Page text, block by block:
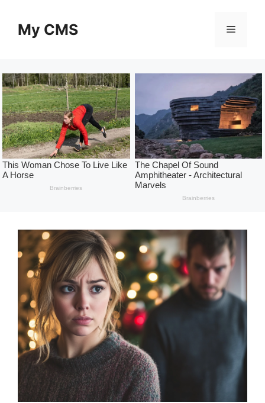
contentMy CMS Menu